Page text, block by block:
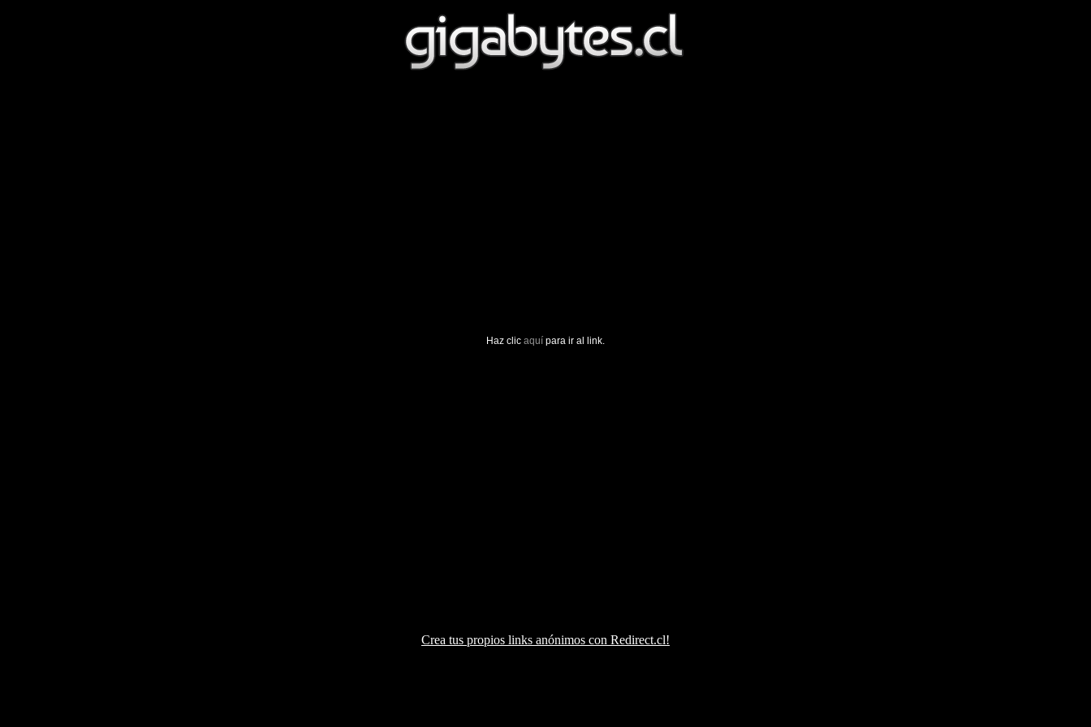
Haz clic aquí para ir al link.
Crea tus propios links anónimos con Redirect.cl!